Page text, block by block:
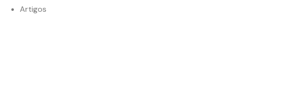
Artigos